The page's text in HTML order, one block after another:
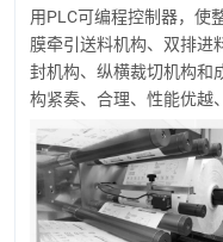
用PLC可编程控制器，使
膜牵引送料机构、双排进
封机构、纵横裁切机构和
构紧奏、合理、性能优越